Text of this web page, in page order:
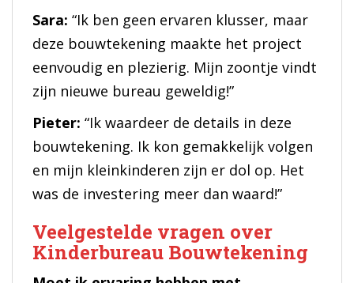
Sara: “Ik ben geen ervaren klusser, maar
deze bouwtekening maakte het project
eenvoudig en plezierig. Mijn zoontje vindt
zijn nieuwe bureau geweldig!”
Pieter: “Ik waardeer de details in deze
bouwtekening. Ik kon gemakkelijk volgen
en mijn kleinkinderen zijn er dol op. Het
was de investering meer dan waard!”
Veelgestelde vragen over
Kinderbureau Bouwtekening